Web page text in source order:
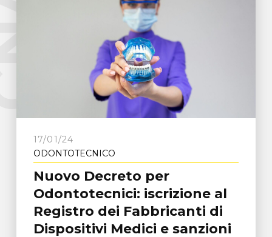
17/01/24
ODONTOTECNICO
Nuovo Decreto per
Odontotecnici: iscrizione al
Registro dei Fabbricanti di
Dispositivi Medici e sanzioni